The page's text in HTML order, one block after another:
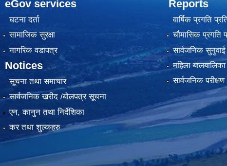
eGov services
घटना दर्ता
सामाजिक सुरक्षा
नागरिक वडापत्र
Notices
सूचना तथा समाचार
सार्वजनिक खरीद /बोलपत्र सूचना
एन, कानुन तथा निर्देशिका
कर तथा शुल्कहरु
Reports
वार्षिक प्रगति
चौमासिक प्रगति
सार्वजनिक सुनुवाई
महिला
सार्वजनिक परीक्षण